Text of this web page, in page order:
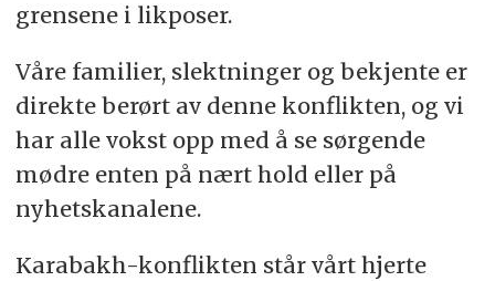
grensene i likposer.
Våre familier, slektninger og bekjente er
direkte berørt av denne konflikten, og vi
har alle vokst opp med å se sørgende
mødre enten på nært hold eller på
nyhetskanalene.
Karabakh-konflikten står vårt hjerte